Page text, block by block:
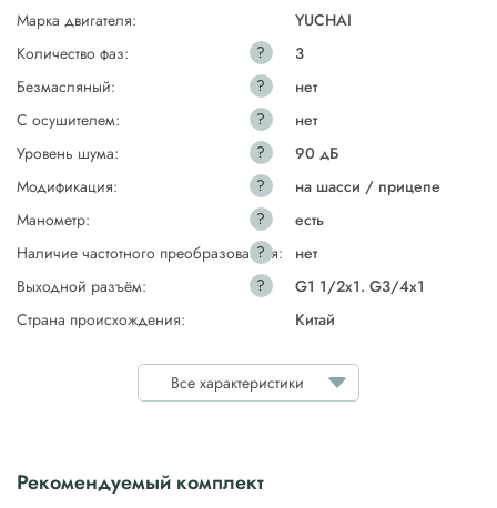
Марка двигателя:
YUCHAI
Количество фаз:
?
3
Безмасляный:
?
нет
С осушителем:
?
нет
Уровень шума:
?
90 дБ
Модификация:
?
на шасси / прицепе
Манометр:
?
есть
Наличие частотного преобразователя:
?
нет
Выходной разъём:
?
G1 1/2x1. G3/4x1
Страна происхождения:
Китай
Все характеристики
Рекомендуемый комплект